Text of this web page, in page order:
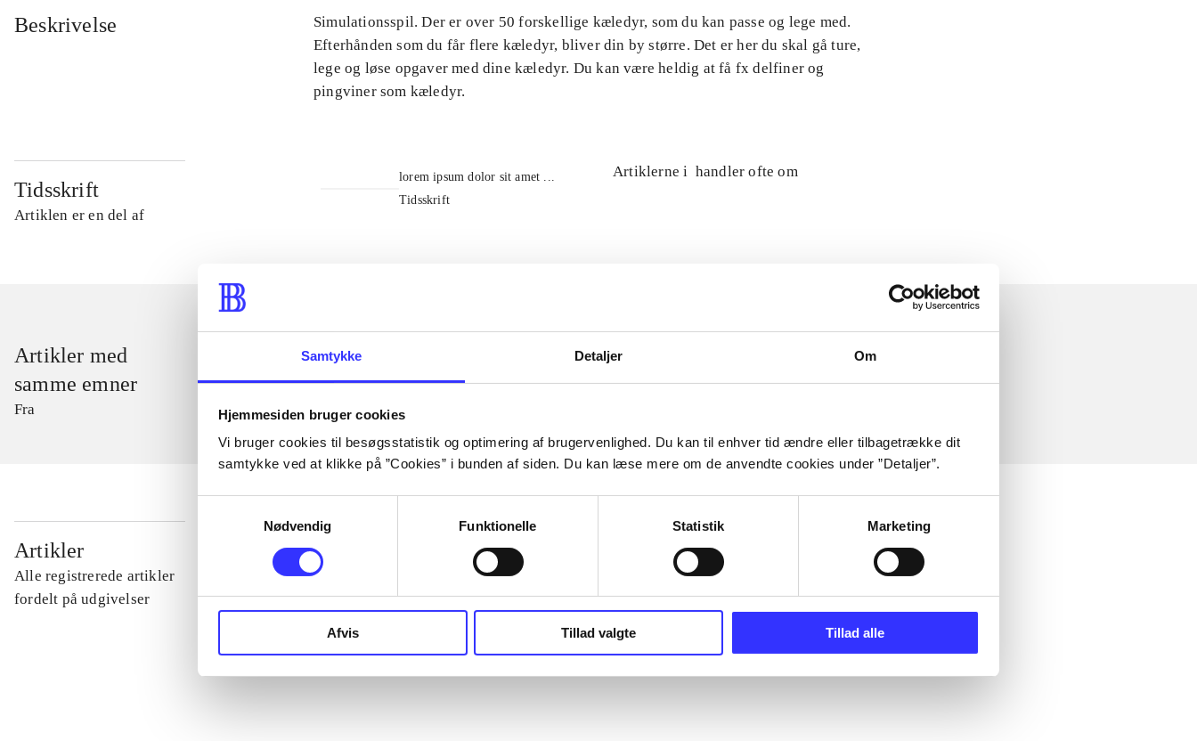
Samtykke Detaljer Om
Hjemmesiden bruger cookies
Vi bruger cookies til besøgsstatistik og optimering af brugervenlighed. Du kan til enhver tid ændre eller tilbagetrække dit
samtykke ved at klikke på ”Cookies” i bunden af siden. Du kan læse mere om de anvendte cookies under ”Detaljer”.
Nødvendig
Funktionelle Statistik Marketing
Afvis Tillad valgte Tillad alle
Beskrivelse
Simulationsspil. Der er over 50 forskellige kæledyr, som du kan passe og lege med.
Efterhånden som du får flere kæledyr, bliver din by større. Det er her du skal gå ture,
lege og løse opgaver med dine kæledyr. Du kan være heldig at få fx delfiner og
pingviner som kæledyr.
Tidsskrift
Artiklen er en del af
lorem ipsum dolor sit amet ...
Tidsskrift
Artiklerne i handler ofte om
Artikler med
samme emner
Fra
Artikler
Alle registrerede artikler
fordelt på udgivelser
...
...
...